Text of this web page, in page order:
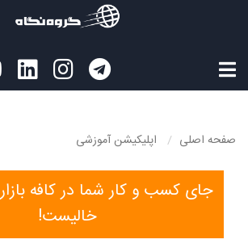
صفحه اصلی اپلیکیشن‌ آموزشی
جای کسب و کار شما در کافه
خالیست!